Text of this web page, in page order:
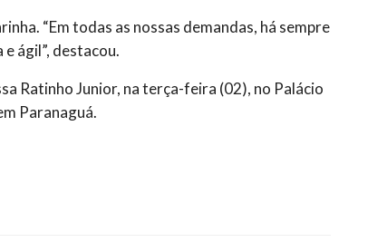
“Em todas as nossas demandas, há sempre
ágil”, destacou.
Ratinho Junior, na terça-feira (02), no Palácio
Paranaguá.